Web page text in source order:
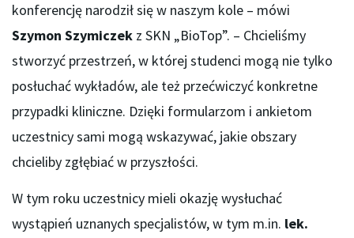
konferencję narodził się w naszym kole – mówi
Szymon Szymiczek z SKN „BioTop”. – Chcieliśmy
stworzyć przestrzeń, w której studenci mogą nie tylko
posłuchać wykładów, ale też przećwiczyć konkretne
przypadki kliniczne. Dzięki formularzom i ankietom
uczestnicy sami mogą wskazywać, jakie obszary
chcieliby zgłębiać w przyszłości.
W tym roku uczestnicy mieli okazję wysłuchać
wystąpień uznanych specjalistów, w tym m.in. lek.